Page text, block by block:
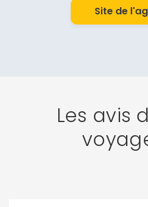
Site de
Les avis